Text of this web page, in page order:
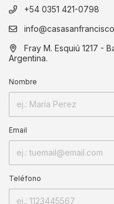
+54 0351 421-0798
Fray M. Esquiú 1217 -
Argentina.
Nombre
Email
Teléfono